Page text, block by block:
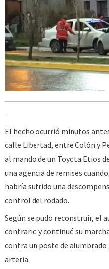
El hecho ocurrió minutos
calle Libertad, entre Colón y
al mando de un Toyota Etios
una agencia de remises
habría sufrido una
control del rodado.
Según se pudo reconstruir, el
contrario y continuó su
contra un poste de
arteria.